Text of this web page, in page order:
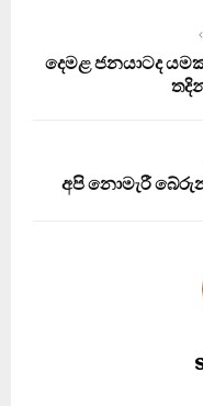
දෙමළ ජනයාටද
අපි නොමැරී